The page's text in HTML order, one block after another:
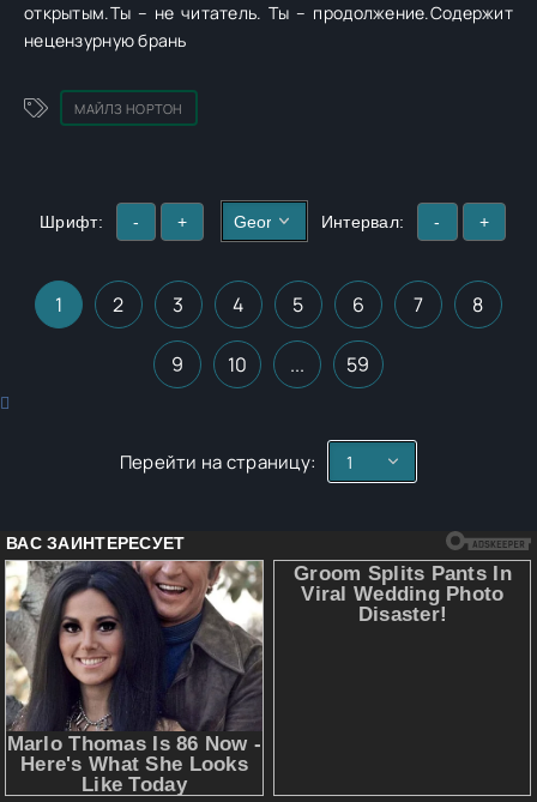
открытым.Ты – не читатель. Ты – продолжение.Содержит
нецензурную брань
МАЙЛЗ НОРТОН
Шрифт: - + Интервал: - +
1 2 3 4 5 6 7 8
9 10 ... 59
Перейти на страницу: